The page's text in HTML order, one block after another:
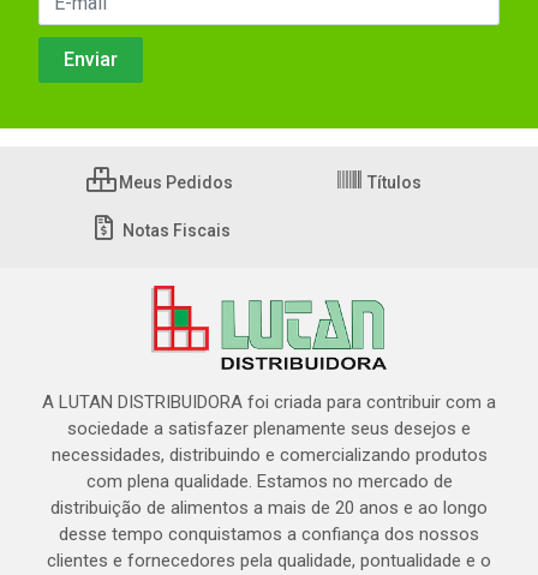
Meus Pedidos Títulos
Notas Fiscais
A LUTAN DISTRIBUIDORA foi criada para contribuir com a
sociedade a satisfazer plenamente seus desejos e
necessidades, distribuindo e comercializando produtos
com plena qualidade. Estamos no mercado de
distribuição de alimentos a mais de 20 anos e ao longo
desse tempo conquistamos a confiança dos nossos
clientes e fornecedores pela qualidade, pontualidade e o